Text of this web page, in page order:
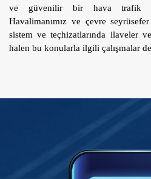
ve güvenilir bir hava trafik
Havalimanımız ve çevre
sistem ve teçhizatlarında ilaveler
halen bu konularla ilgili çalışmalar